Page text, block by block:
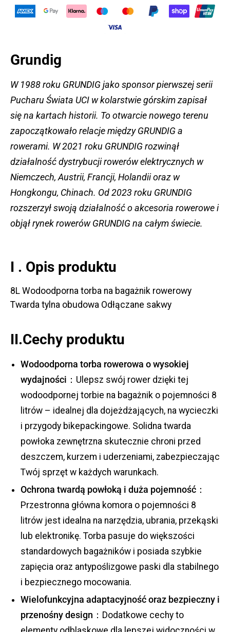
Grundig
W 1988 roku GRUNDIG jako sponsor pierwszej serii
Pucharu Świata UCI w kolarstwie górskim zapisał
się na kartach historii. To otwarcie nowego terenu
zapoczątkowało relacje między GRUNDIG a
rowerami. W 2021 roku GRUNDIG rozwinął
działalność dystrybucji rowerów elektrycznych w
Niemczech, Austrii, Francji, Holandii oraz w
Hongkongu, Chinach. Od 2023 roku GRUNDIG
rozszerzył swoją działalność o akcesoria rowerowe i
objął rynek rowerów GRUNDIG na całym świecie.
I . Opis produktu
8L Wodoodporna torba na bagażnik rowerowy
Twarda tylna obudowa Odłączane sakwy
II.Cechy produktu
Wodoodporna torba rowerowa o wysokiej
wydajności： Ulepsz swój rower dzięki tej
wodoodpornej torbie na bagażnik o pojemności 8
litrów – idealnej dla dojeżdżających, na wycieczki
i przygody bikepackingowe. Solidna twarda
powłoka zewnętrzna skutecznie chroni przed
deszczem, kurzem i uderzeniami, zabezpieczając
Twój sprzęt w każdych warunkach.
Ochrona twardą powłoką i duża pojemność：
Przestronna główna komora o pojemności 8
litrów jest idealna na narzędzia, ubrania, przekąski
lub elektronikę. Torba pasuje do większości
standardowych bagażników i posiada szybkie
zapięcia oraz antypoślizgowe paski dla stabilnego
i bezpiecznego mocowania.
Wielofunkcyjna adaptacyjność oraz bezpieczny i
przenośny design： Dodatkowe cechy to